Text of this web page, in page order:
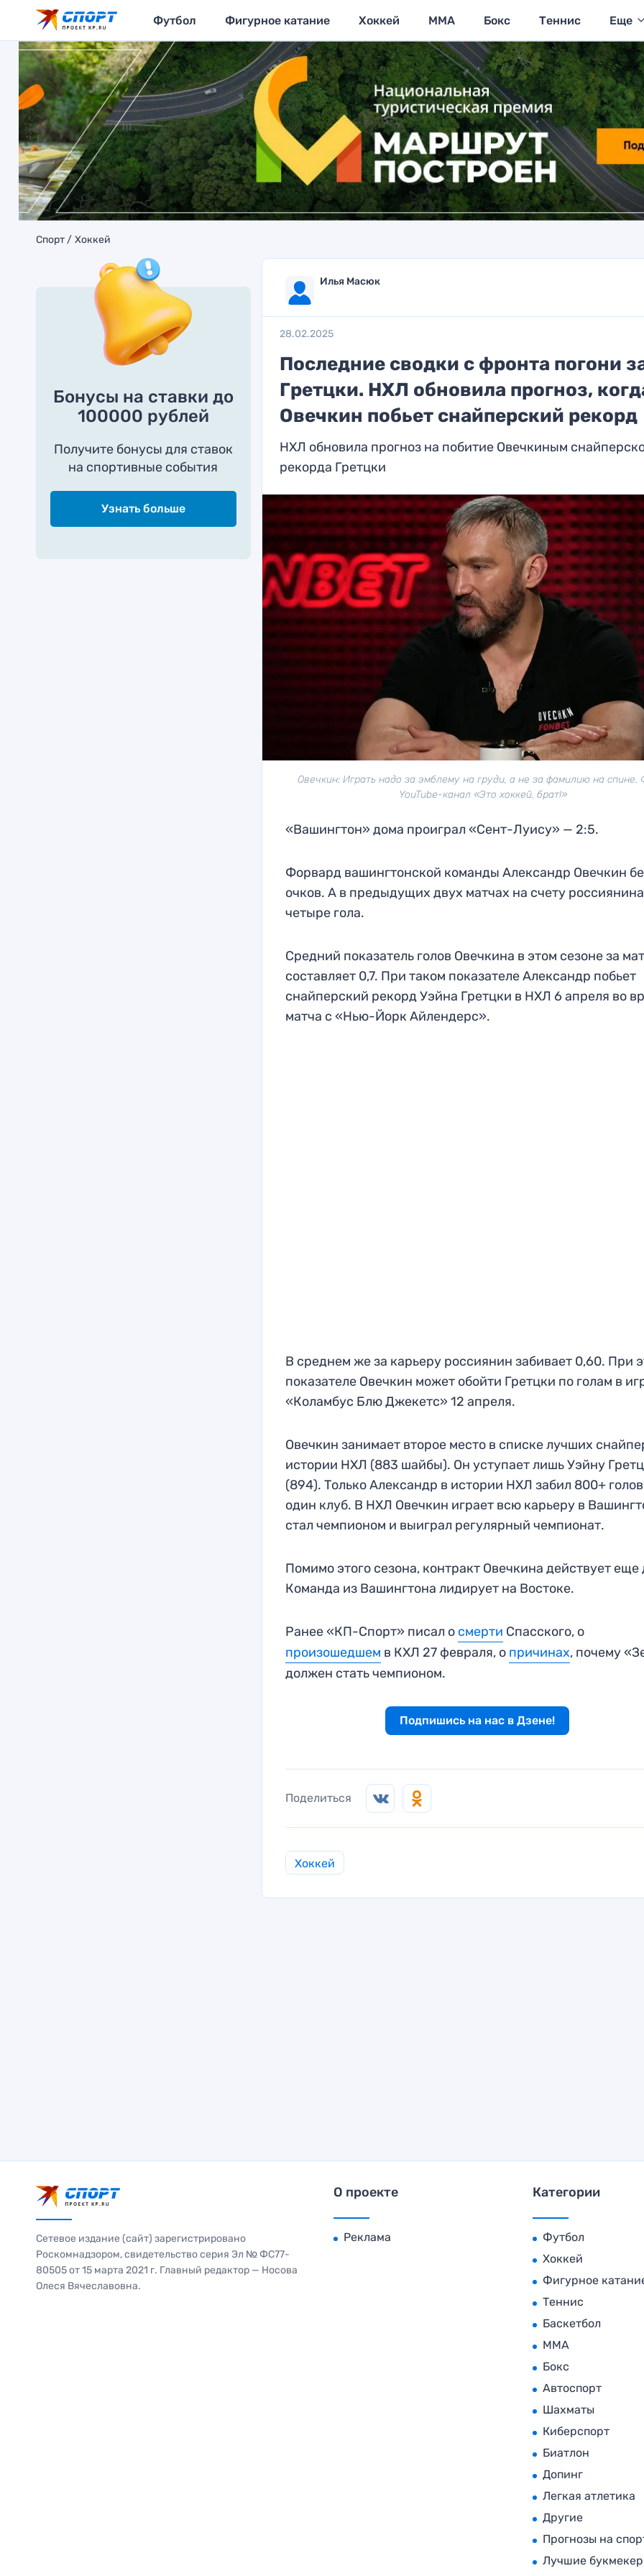
Футбол Фигурное катание Хоккей MMA Бокс Теннис Еще
Спорт Хоккей
Бонусы на ставки до
100000 рублей
Получите бонусы для ставок
на спортивные события
Узнать больше
Илья Масюк
28.02.2025
Последние сводки с фронта погони
Гретцки. НХЛ обновила прогноз,
Овечкин побьет снайперский рекорд
НХЛ обновила прогноз на побитие Овечкиным
рекорда Гретцки
Овечкин: Играть надо за эмблему на груди, а не за фамилию на спине.
YouTube-канал «Это хоккей, брат!»
«Вашингтон» дома проиграл «Сент-Луису» — 2:5.
Форвард вашингтонской команды Александр Овечкин
очков. А в предыдущих двух матчах на счету россиянина
четыре гола.
Средний показатель голов Овечкина в этом сезоне за
составляет 0,7. При таком показателе Александр побьет
снайперский рекорд Уэйна Гретцки в НХЛ 6 апреля во
матча с «Нью-Йорк Айлендерс».
В среднем же за карьеру россиянин забивает 0,60. При
показателе Овечкин может обойти Гретцки по голам в
«Коламбус Блю Джекетс» 12 апреля.
Овечкин занимает второе место в списке лучших
истории НХЛ (883 шайбы). Он уступает лишь Уэйну
(894). Только Александр в истории НХЛ забил 800+
один клуб. В НХЛ Овечкин играет всю карьеру в
стал чемпионом и выиграл регулярный чемпионат.
Помимо этого сезона, контракт Овечкина действует еще
Команда из Вашингтона лидирует на Востоке.
Ранее «КП-Спорт» писал о смерти Спасского, о
произошедшем в КХЛ 27 февраля, о причинах, почему
должен стать чемпионом.
Подпишись на нас в Дзене!
Поделиться
Хоккей
Сетевое издание (сайт) зарегистрировано
Роскомнадзором, свидетельство серия Эл № ФС77-
80505 от 15 марта 2021 г. Главный редактор — Носова
Олеся Вячеславовна.
О проекте
Реклама
Категории
Футбол
Хоккей
Фигурное
Теннис
Баскетбол
MMA
Бокс
Автоспорт
Шахматы
Киберспорт
Биатлон
Допинг
Легкая атлетика
Другие
Прогнозы на
Лучшие